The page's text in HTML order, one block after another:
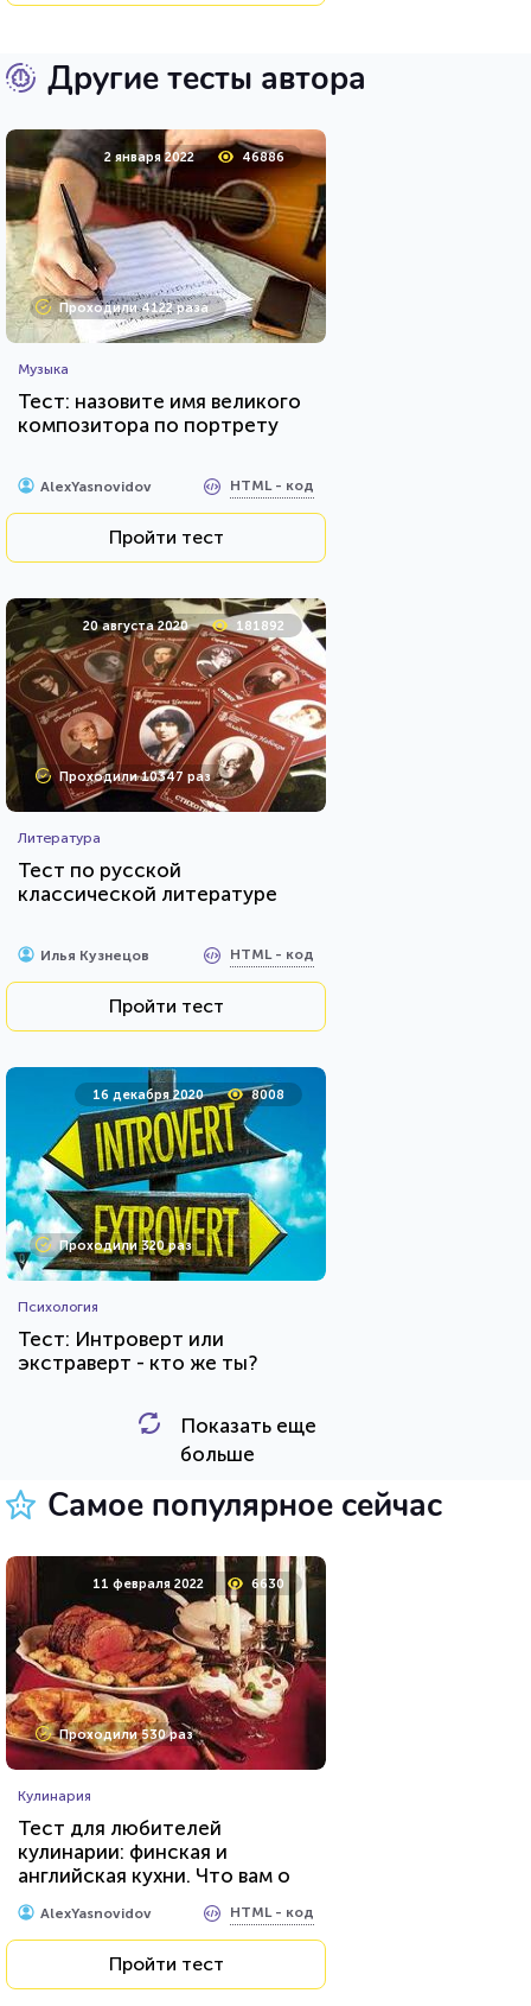
Другие тесты автора
2 января 2022 46886
Проходили 4122 раза
Музыка
Тест: назовите имя великого
композитора по портрету
AlexYasnovidov HTML - код
Пройти тест
20 августа 2020 181892
Проходили 10347 раз
Литература
Тест по русской
классической литературе
Илья Кузнецов HTML - код
Пройти тест
16 декабря 2020 8008
Проходили 320 раз
Психология
Тест: Интроверт или
экстраверт - кто же ты?
HTML - код
23 марта 2021 219803
Проходили 74649 раз
Психология
Тест на умственную
отсталость
Пройти тест
Показать еще
больше
Самое популярное сейчас
11 февраля 2022 6630
Проходили 530 раз
Кулинария
Тест для любителей
кулинарии: финская и
английская кухни. Что вам о
них известно?
AlexYasnovidov HTML - код
Пройти тест